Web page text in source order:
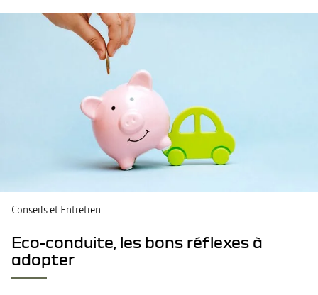
Conseils et Entretien
Eco-conduite, les bons réflexes à
adopter